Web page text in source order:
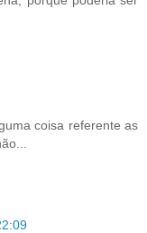
coisa referente as